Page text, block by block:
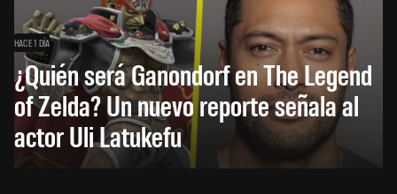
HACE 1 DÍA
¿Quién será Ganondorf en The Legend
of Zelda? Un nuevo reporte señala al
actor Uli Latukefu